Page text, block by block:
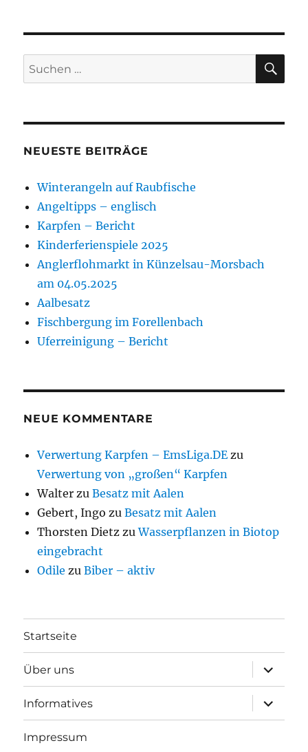
Suchen
nach:
NEUESTE BEITRÄGE
Winterangeln auf Raubfische
Angeltipps – englisch
Karpfen – Bericht
Kinderferienspiele 2025
Anglerflohmarkt in Künzelsau-Morsbach
am 04.05.2025
Aalbesatz
Fischbergung im Forellenbach
Uferreinigung – Bericht
NEUE KOMMENTARE
Verwertung Karpfen – EmsLiga.DE zu
Verwertung von „großen“ Karpfen
Walter zuBesatz mit Aalen
Gebert, Ingo zuBesatz mit Aalen
Thorsten Dietz zuWasserpflanzen in Biotop
eingebracht
Odile zuBiber – aktiv
Startseite
Über uns
öffnen
Informatives
öffnen
Impressum